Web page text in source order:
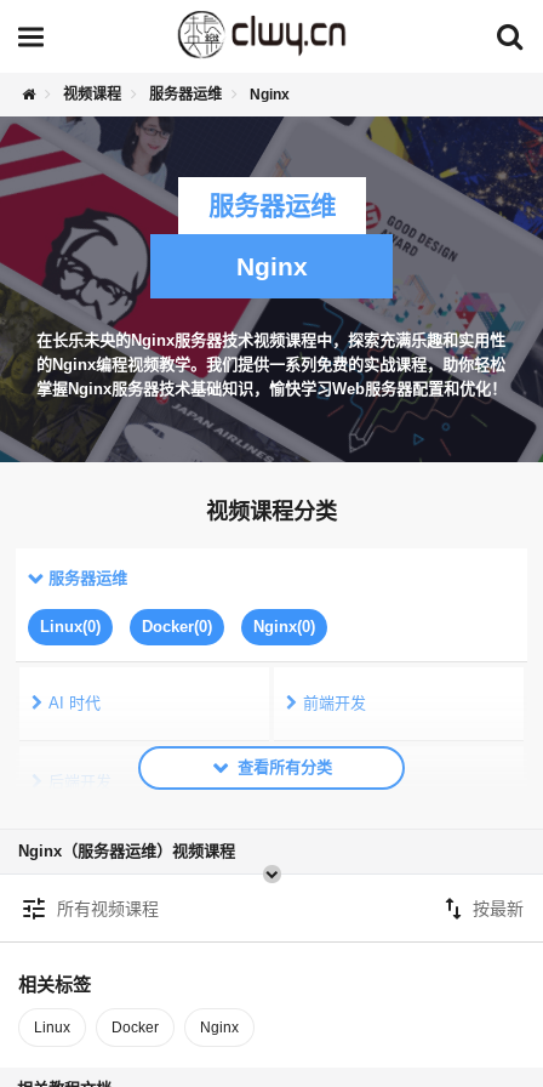
视频课程 服务器运维 Nginx
服务器运维
Nginx
在长乐未央的Nginx服务器技术视频课程中，探索充满乐趣和实用性
的Nginx编程视频教学。我们提供一系列免费的实战课程，助你轻松
掌握Nginx服务器技术基础知识，愉快学习Web服务器配置和优化！
视频课程分类
服务器运维
Linux(0) Docker(0) Nginx(0)
AI 时代 前端开发
后端开发
数据库
公共
Nginx（服务器运维）视频课程
tune 所有视频课程 swap_vert
相关标签
Linux Docker Nginx